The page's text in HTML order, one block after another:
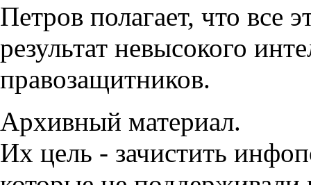
Петров полагает, что все
результат невысокого
правозащитников.
Архивный материал.
Их цель - зачистить